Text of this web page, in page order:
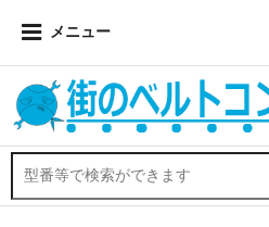
メニュー